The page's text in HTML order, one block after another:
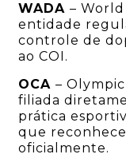
WADA–
entidade
controle de
ao COI.
OCA–
filiada
prática
que
oficialmente.